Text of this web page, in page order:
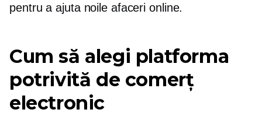
pentru a ajuta noile afaceri online.
Cum să alegi platforma
potrivită de comerț
electronic